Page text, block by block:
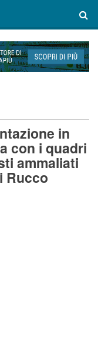
in
con i quadri
ammaliati
Rucco